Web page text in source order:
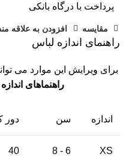
پرداخت با درگاه بانکی
مقايسه افزودن به علاقه
راهنمای اندازه لباس
برای ویرایش این موارد می
راهنماهای اندازه
اندازه سن دور
XS
6 - 8
40